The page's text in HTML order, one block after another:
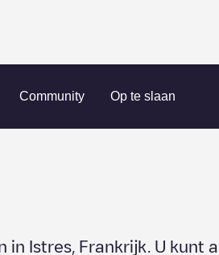
Community Op te slaan
in Istres Frankrijk . U kunt